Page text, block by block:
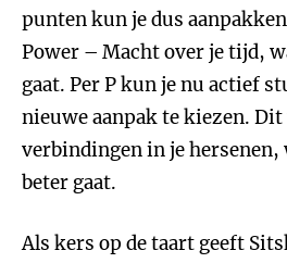
punten kun je dus
Power – Macht over je tijd,
gaat. Per P kun je nu actief
nieuwe aanpak te kiezen.
verbindingen in je hersenen,
beter gaat.
Als kers op de taart geeft